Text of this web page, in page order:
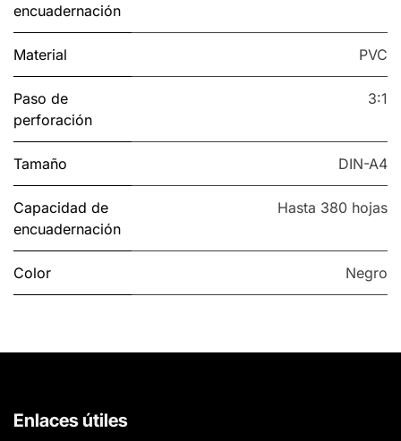
encuadernación
Material PVC
Paso de
perforación
3:1
Tamaño DIN-A4
Capacidad de
encuadernación
Hasta 380 hojas
Color Negro
Enlaces útiles